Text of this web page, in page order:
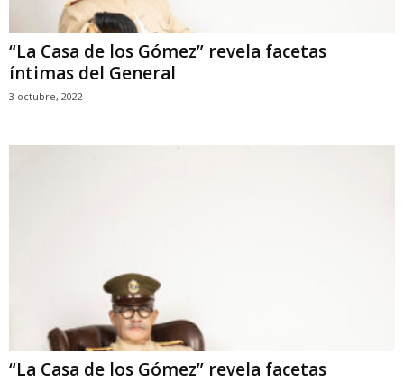
“La Casa de los Gómez” revela facetas
íntimas del General
3 octubre, 2022
“La Casa de los Gómez” revela facetas